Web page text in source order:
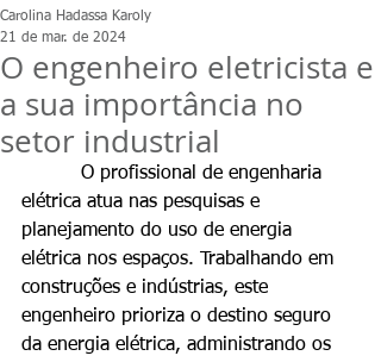
O engenheiro eletricista e
a sua importância no
setor industrial
Carolina Hadassa Karoly
21 de mar. de 2024
elétrica atua nas pesquisas e
planejamento do uso de energia
elétrica nos espaços. Trabalhando em
construções e indústrias, este
engenheiro prioriza o destino seguro
da energia elétrica, administrando os